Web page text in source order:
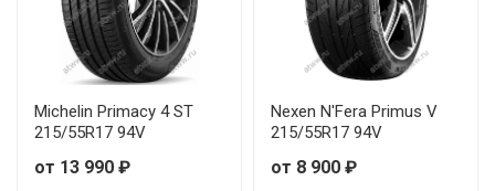
Michelin Primacy 4 ST
215/55R17 94V
от 13 990 ₽
Nexen N'Fera Primus V
215/55R17 94V
от 8 900 ₽